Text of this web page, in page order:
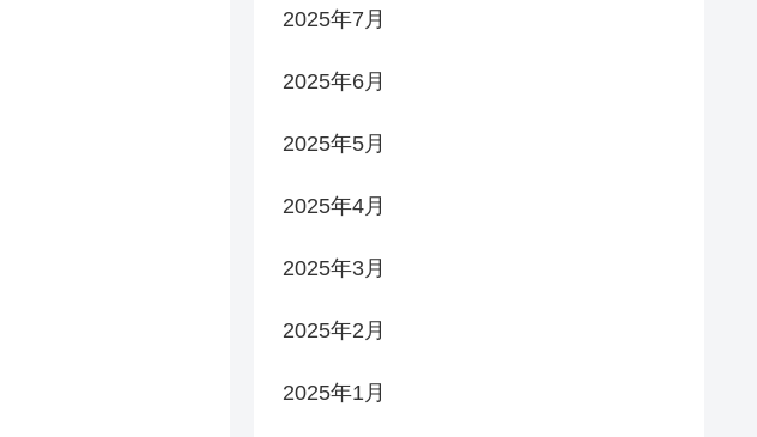
2025年7月
2025年6月
2025年5月
2025年4月
2025年3月
2025年2月
2025年1月